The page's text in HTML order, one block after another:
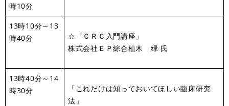
時10分
13時10分～13
時40分
☆「ＣＲＣ入門講座」
株式会社ＥＰ綜合植木 緑 氏
13時40分～14
時30分
「これだけは知っておいてほしい臨床研究
法」